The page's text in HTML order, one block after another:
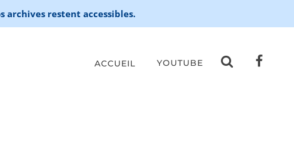
archives restent accessibles.
ACCUEIL YOUTUBE